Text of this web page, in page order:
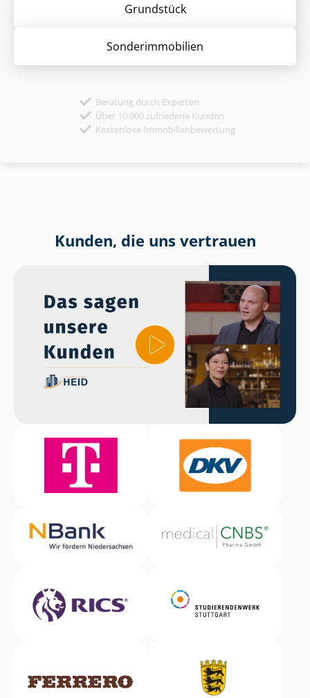
Grund­stück
Sonder­immobilien
Beratung durch Experten
Über 10.000 zufriedene Kunden
Kostenlose Immobilienbewertung
Kunden, die uns vertrauen